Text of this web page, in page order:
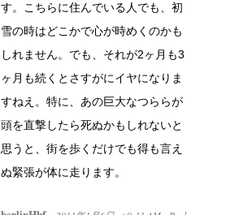
す。こちらに住んでいる人でも、初
雪の時はどこかで心が時めくのかも
しれません。でも、それが2ヶ月も3
ヶ月も続くとさすがにイヤになりま
すねえ。特に、あの巨大なつららが
頭を直撃したら死ぬかもしれないと
思うと、街を歩くだけでも得も言え
ぬ緊張が体に走ります。